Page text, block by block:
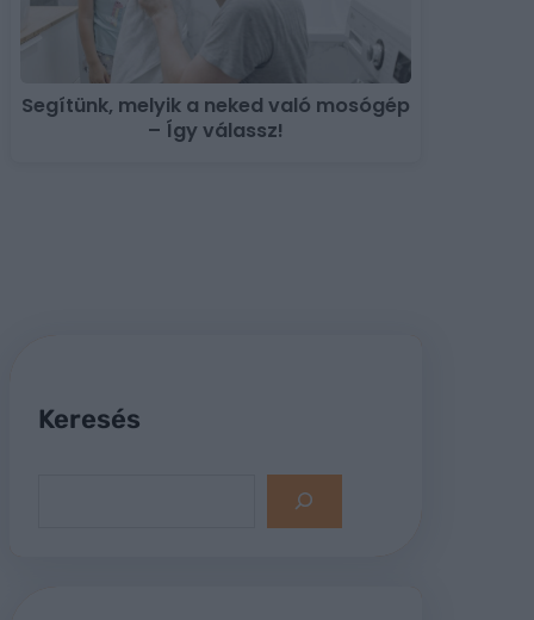
Segítünk, melyik a neked való mosógép
– Így válassz!
Keresés